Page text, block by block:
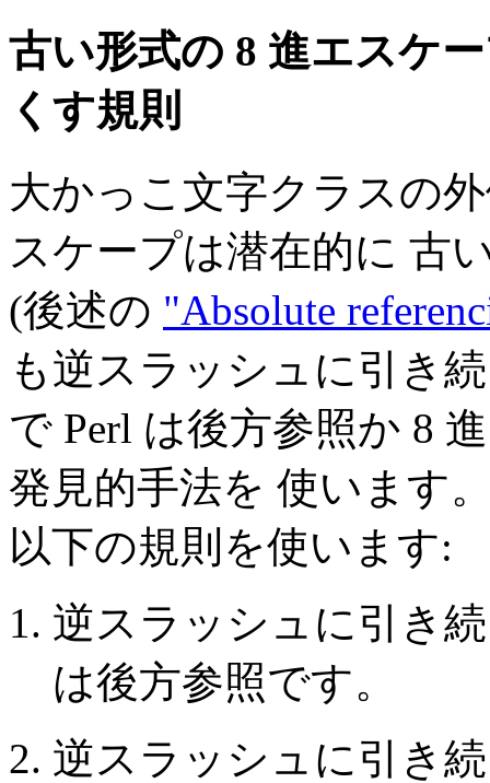
古い形式の 8 進エスケ
くす規則
大かっこ文字クラスの
スケープは潜在的に 古
(後述の "Absolute
も逆スラッシュに引き
で Perl は後方参照か 8
発見的手法を 使います
以下の規則を使います:
逆スラッシュに引き
は後方参照です。
逆スラッシュに引き